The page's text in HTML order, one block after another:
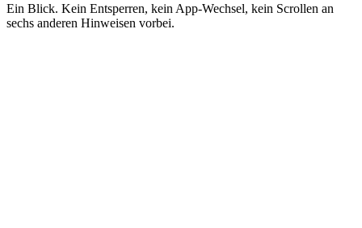
Ein Blick. Kein Entsperren, kein App-Wechsel, kein Scrollen an
sechs anderen Hinweisen vorbei.